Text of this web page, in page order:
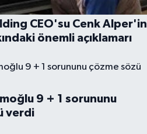
CEO'su Cenk Alper'in
önemli açıklamarı
9 + 1 sorununu
verdi